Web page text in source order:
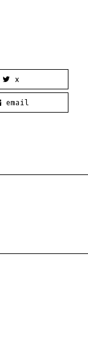
x
email